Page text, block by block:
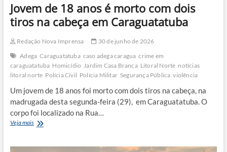
Jovem de 18 anos é morto com dois
tiros na cabeça em Caraguatatuba
Redação Nova Imprensa
30 de junho de 2026
Adega Caraguatatuba caso adega caragua crime em
caraguatatuba Homicídio Jardim Casa Branca Litoral Norte notícias
litoral norte Polícia Civil Polícia Militar Segurança Pública violência
Um jovem de 18 anos foi morto com dois tiros na cabeça, na
madrugada desta segunda-feira (29), em Caraguatatuba. O
corpo foi localizado na Rua…
Veja maisJovem